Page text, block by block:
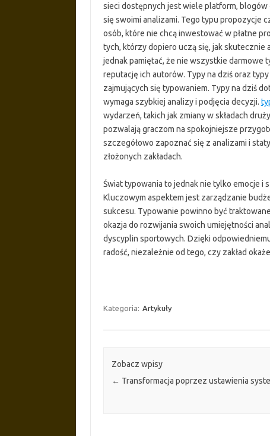
sieci dostępnych jest wiele platform,
się swoimi analizami. Tego typu propozycje
osób, które nie chcą inwestować w płatne
tych, którzy dopiero uczą się, jak skutecznie
jednak pamiętać, że nie wszystkie darmowe
reputację ich autorów. Typy na dziś oraz
zajmujących się typowaniem. Typy na dziś
wymaga szybkiej analizy i podjęcia decyzji.
wydarzeń, takich jak zmiany w składach
pozwalają graczom na spokojniejsze
szczegółowo zapoznać się z analizami i
złożonych zakładach.
Świat typowania to jednak nie tylko emocje i
Kluczowym aspektem jest zarządzanie
sukcesu. Typowanie powinno być
okazja do rozwijania swoich umiejętności
dyscyplin sportowych. Dzięki
radość, niezależnie od tego, czy zakład
Kategoria: Artykuły
Zobacz wpisy
← Transformacja poprzez ustawienia